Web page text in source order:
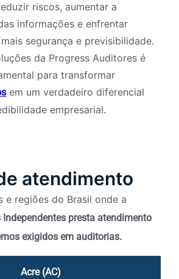
riscos, aumentar a
informações e enfrentar
segurança e previsibilidade.
da Progress Auditores é
para transformar
em um verdadeiro diferencial
empresarial.
atendimento
e regiões do Brasil onde a
Independentes presta atendimento
exigidos em auditorias.
Acre (AC)